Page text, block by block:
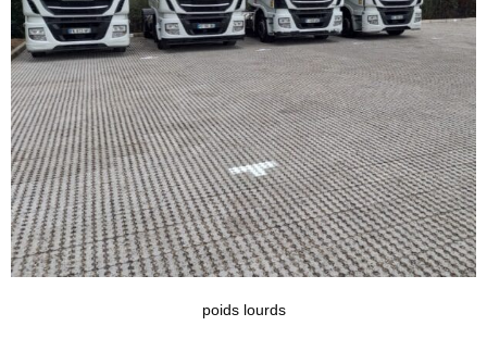
poids lourds